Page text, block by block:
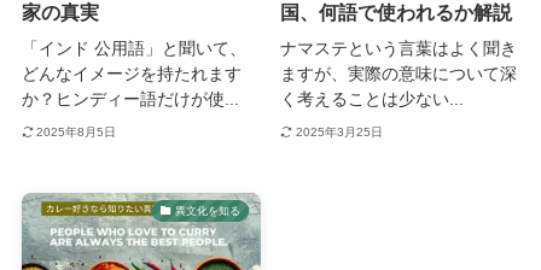
家の真実
「インド 公用語」と聞いて、
どんなイメージを持たれます
か？ヒンディー語だけが使...
2025年8月5日
国、何語で使われるか解説
ナマステという言葉はよく聞き
ますが、実際の意味について深
く考えることは少ない...
2025年3月25日
異文化を知る